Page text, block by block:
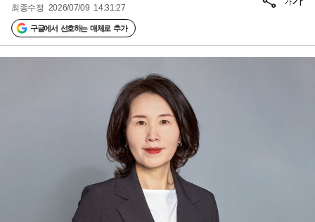
최종수정 2026/07/09 14:31:27
구글에서 선호하는 매체로 추가